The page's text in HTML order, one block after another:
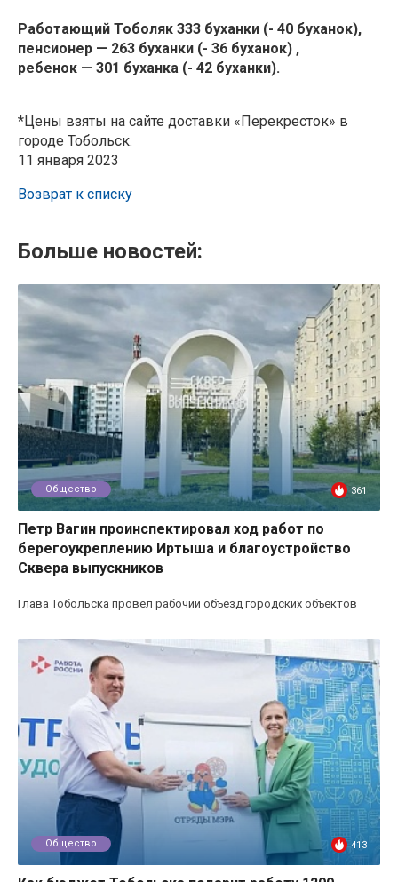
Работающий Тоболяк 333 буханки (- 40 буханок),
пенсионер — 263 буханки (- 36 буханок) ,
ребенок — 301 буханка (- 42 буханки).
*Цены взяты на сайте доставки «Перекресток» в
городе Тобольск.
11 января 2023
Возврат к списку
Больше новостей:
Общество 361
Петр Вагин проинспектировал ход работ по
берегоукреплению Иртыша и благоустройство
Сквера выпускников
Глава Тобольска провел рабочий объезд городских объектов
Общество 413